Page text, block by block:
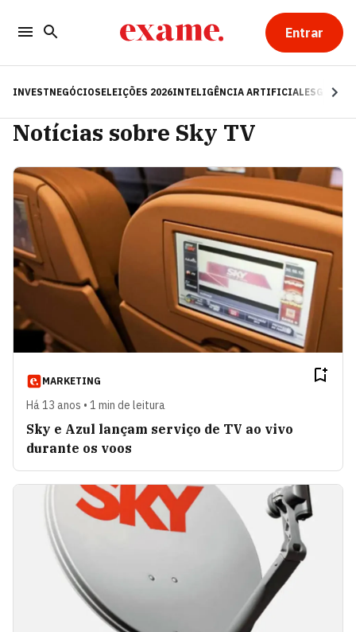
Entrar
INVESTNEGÓCIOSELEIÇÕES 2026INTELIGÊNCIA ARTIFICIALESG
Notícias sobre Sky TV
MARKETING
Há 13 anos • 1 min de leitura
Sky e Azul lançam serviço de TV ao vivo
durante os voos